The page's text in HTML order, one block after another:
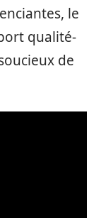
le
qualité-
de